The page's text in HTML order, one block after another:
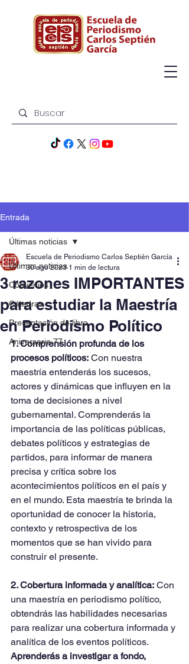
Entrada
Últimas noticias
Convenios
Cátedras
Presentación de libro
Aniversario 77
Últimas noticias
3 razones IMPORTANTES
para estudiar la Maestría
en Periodismo Político
Escuela de Periodismo Carlos Septién García
30 ago 2023 1 min de lectura
1. Comprensión profunda de los
procesos políticos: Con nuestra
maestría entenderás los sucesos,
actores y dinámicas que influyen en la
toma de decisiones a nivel
gubernamental. Comprenderás la
importancia de las políticas públicas,
debates políticos y estrategias de
partidos, para informar de manera
precisa y crítica sobre los
acontecimientos políticos en el país y
en el mundo. Esta maestría te brinda la
oportunidad de conocer la historia,
contexto y retrospectiva de los
momentos que se han vivido para
construir el presente.
2. Cobertura informada y analítica: Con
una maestría en periodismo político,
obtendrás las habilidades necesarias
para realizar una cobertura informada y
analítica de los eventos políticos.
Aprenderás a investigar a fondo,